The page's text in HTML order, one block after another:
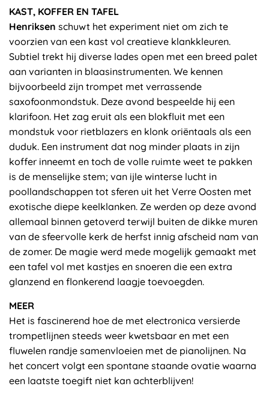
KAST, KOFFER EN TAFEL
Henriksen schuwt het experiment niet om zich te
voorzien van een kast vol creatieve klankkleuren.
Subtiel trekt hij diverse lades open met een breed palet
aan varianten in blaasinstrumenten. We kennen
bijvoorbeeld zijn trompet met verrassende
saxofoonmondstuk. Deze avond bespeelde hij een
klarifoon. Het zag eruit als een blokfluit met een
mondstuk voor rietblazers en klonk oriëntaals als een
duduk. Een instrument dat nog minder plaats in zijn
koffer inneemt en toch de volle ruimte weet te pakken
is de menselijke stem; van ijle winterse lucht in
poollandschappen tot sferen uit het Verre Oosten met
exotische diepe keelklanken. Ze werden op deze avond
allemaal binnen getoverd terwijl buiten de dikke muren
van de sfeervolle kerk de herfst innig afscheid nam van
de zomer. De magie werd mede mogelijk gemaakt met
een tafel vol met kastjes en snoeren die een extra
glanzend en flonkerend laagje toevoegden.
MEER
Het is fascinerend hoe de met electronica versierde
trompetlijnen steeds weer kwetsbaar en met een
fluwelen randje samenvloeien met de pianolijnen. Na
het concert volgt een spontane staande ovatie waarna
een laatste toegift niet kan achterblijven!